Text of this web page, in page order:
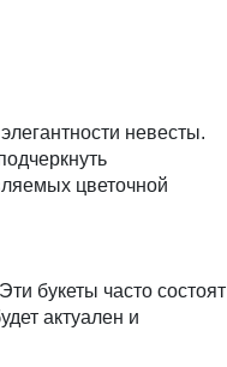
невесты.
цветочной
букеты часто состоят
актуален и